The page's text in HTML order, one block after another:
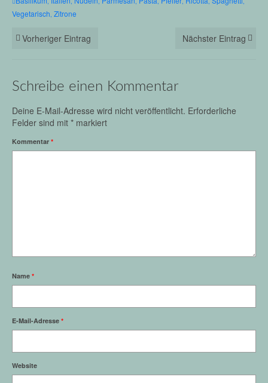
Vegetarisch, Zitrone
Vorheriger Eintrag Nächster Eintrag
Schreibe einen Kommentar
Deine E-Mail-Adresse wird nicht veröffentlicht. Erforderliche
Felder sind mit * markiert
Kommentar *
Name *
E-Mail-Adresse *
Website